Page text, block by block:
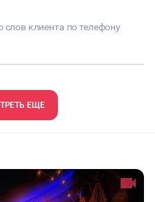
слов клиента по телефону
ЕЩЕ